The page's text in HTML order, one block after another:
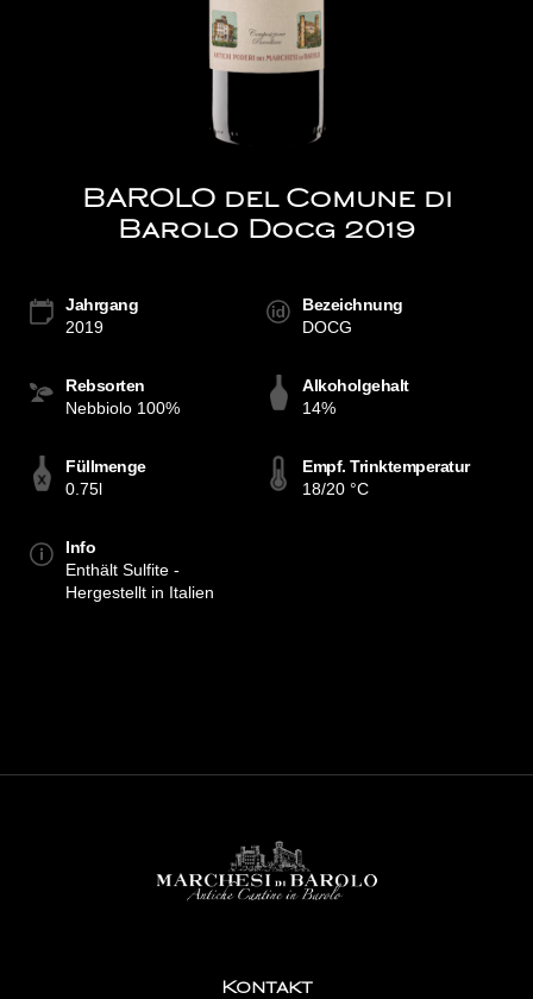
BAROLO del Comune di
Barolo Docg 2019
Jahrgang
2019
Bezeichnung
DOCG
Rebsorten
Nebbiolo 100%
Alkoholgehalt
14%
Füllmenge
0.75l
Empf. Trinktemperatur
18/20 °C
Info
Enthält Sulfite -
Hergestellt in Italien
Kontakt